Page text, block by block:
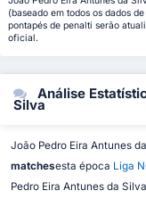
(baseado em todos os dados
pontapés de penalti serão
oficial.
Análise
Silva
João Pedro Eira Antunes
matchesesta época Liga
Pedro Eira Antunes da